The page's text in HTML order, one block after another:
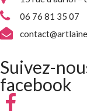
06 76 81 35 07
Suivez-
facebook